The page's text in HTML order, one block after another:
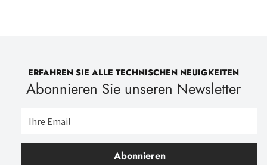
ERFAHREN SIE ALLE TECHNISCHEN NEUIGKEITEN
Abonnieren Sie unseren Newsletter
Abonnieren